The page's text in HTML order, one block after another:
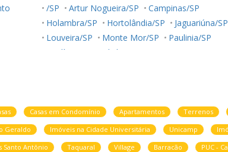
/SP Artur Nogueira/SP
Campinas/SP
Holambra/SP
Hortolândia/SP
Jaguariúna/SP
Louveira/SP
Monte Mor/SP
Paulinia/SP
Paulínia/SP
Valinhos/SP
Casas em Condomínio Apartamentos Terrenos
Geraldo Imóveis na Cidade Universitária Unicamp
Santo Antônio Taquaral Village Barracão PUC -